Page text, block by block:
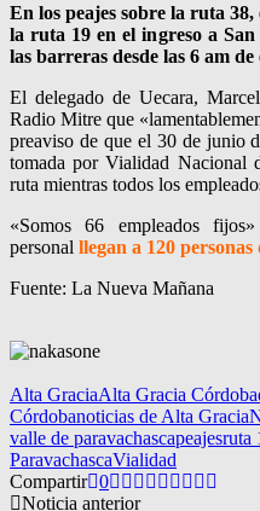
En los peajes sobre la ruta
la ruta 19 en el ingreso a
las barreras desde las 6 am
El delegado de Uecara,
Radio Mitre que
preaviso de que el 30 de junio
tomada por Vialidad Nacional
ruta mientras todos los
«Somos 66 empleados
personal llegan a 120
Fuente: La Nueva Mañana
Alta GraciaAlta Gracia Córdoba
Córdobanoticias de Alta Gracia
valle de paravachascapeajesruta
ParavachascaVialidad
Compartir 0
Noticia anterior